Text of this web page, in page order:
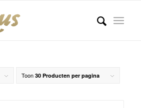
Toon 30 Producten per pagina